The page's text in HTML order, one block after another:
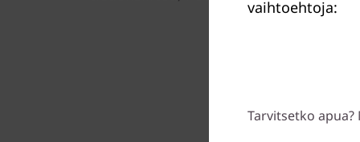
vaihtoehtoja:
Tarvitsetko apua?